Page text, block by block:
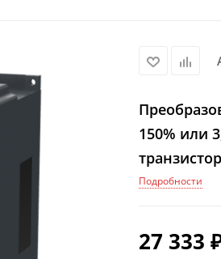
150% или
Подробности
27 333